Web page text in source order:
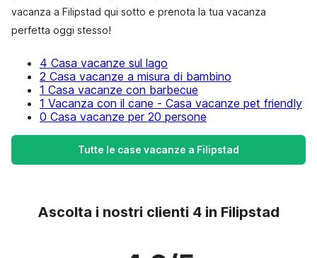
vacanza a Filipstad qui sotto e prenota la tua vacanza
perfetta oggi stesso!
4 Casa vacanze sul lago
2 Casa vacanze a misura di bambino
1 Casa vacanze con barbecue
1 Vacanza con il cane - Casa vacanze pet friendly
0 Casa vacanze per 20 persone
Tutte le case vacanze a Filipstad
Ascolta i nostri clienti 4 in Filipstad